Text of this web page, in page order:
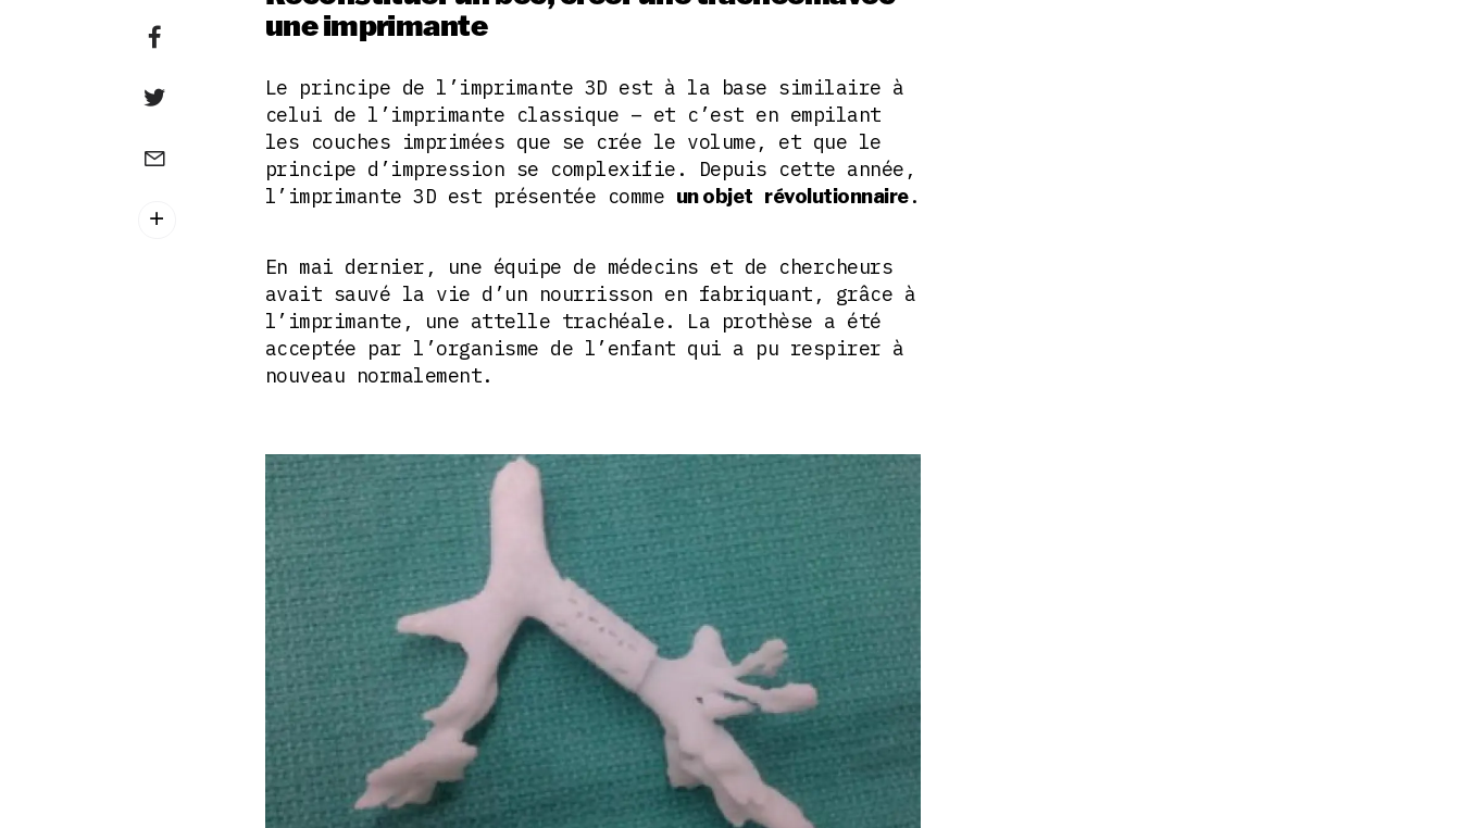
une imprimante
Le principe de l’imprimante 3D est à la base similaire à
celui de l’imprimante classique – et c’est en empilant
les couches imprimées que se crée le volume, et que le
principe d’impression se complexifie. Depuis cette année,
l’imprimante 3D est présentée comme un objet révolutionnaire.
En mai dernier, une équipe de médecins et de chercheurs
avait sauvé la vie d’un nourrisson en fabriquant, grâce à
l’imprimante, une attelle trachéale. La prothèse a été
acceptée par l’organisme de l’enfant qui a pu respirer à
nouveau normalement.